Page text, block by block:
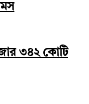
৩৪২ কোটি